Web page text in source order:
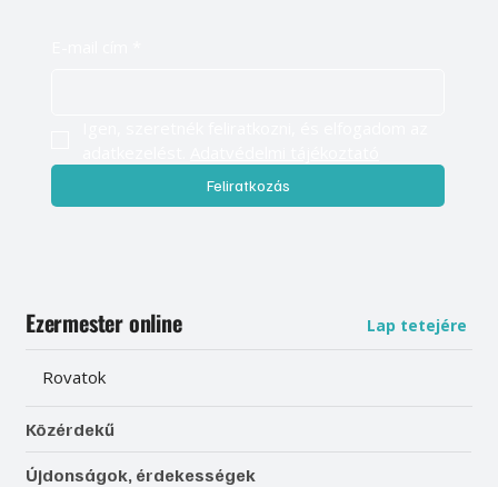
Feliratkozás
Ezermester online Lap tetejére
Rovatok
Közérdekű
Újdonságok, érdekességek